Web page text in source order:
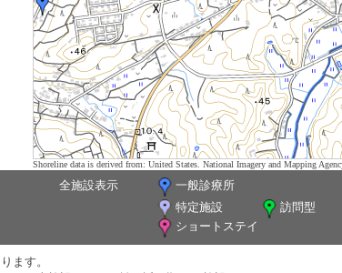
Shoreline data is derived from: United States. National Imagery and Mapping
全施設表示 一般診療所
特定施設
訪問型
ショートステイ
ます。